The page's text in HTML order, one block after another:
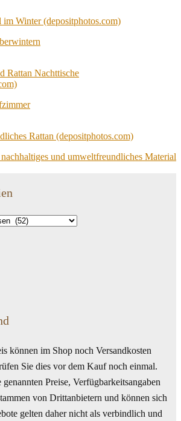
und umweltfreundliches Material
können im Shop noch Versandkosten
Sie dies vor dem Kauf noch einmal.
Preise, Verfügbarkeitsangaben
von Drittanbietern und können sich
gelten daher nicht als verbindlich und